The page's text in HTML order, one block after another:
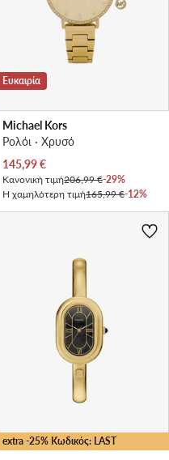
Ευκαιρία
Michael Kors
Ρολόι · Χρυσό
Τρέχουσα τιμή
145,99€
Κανονική τιμή206,99 €-29%
Η χαμηλότερη τιμή165,99 €-12%
extra -25% Κωδικός: LAST